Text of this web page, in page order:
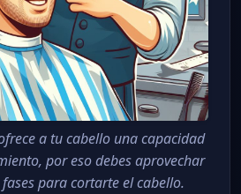
a tu cabello una capacidad
por eso debes aprovechar
para cortarte el cabello.